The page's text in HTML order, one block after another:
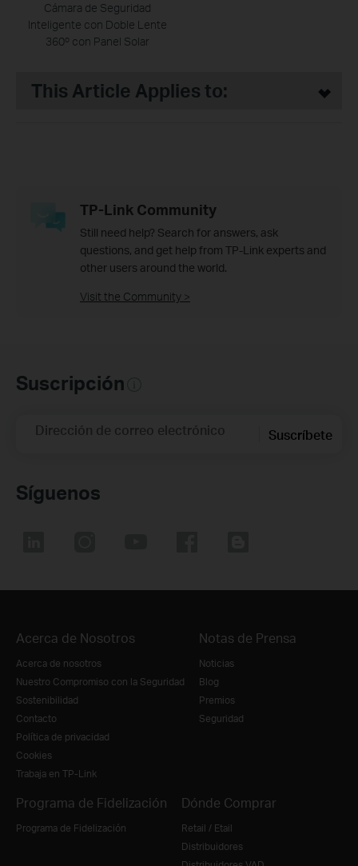
Cámara de Seguridad
Inteligente con Doble Lente
360º con Panel Solar
This Article Applies to:
TP-Link Community
Still need help? Search for answers, ask
questions, and get help from TP-Link experts and
other users around the world.
Visit the Community >
Suscripción
Dirección de correo electrónico Suscríbete
Síguenos
Acerca de Nosotros
Acerca de nosotros
Nuestro Compromiso con la Seguridad
Sostenibilidad
Contacto
Política de privacidad
Cookies
Trabaja en TP-Link
Notas de Prensa
Noticias
Blog
Premios
Seguridad
Programa de Fidelización
Programa de Fidelización
Dónde Comprar
Retail / Etail
Distribuidores